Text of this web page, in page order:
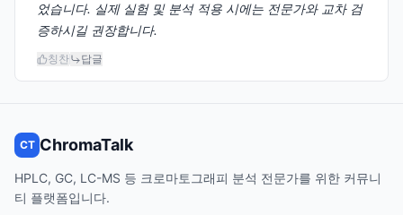
었습니다. 실제 실험 및 분석 적용 시에는 전문가와 교차 검
증하시길 권장합니다.
칭찬 답글
CT ChromaTalk
HPLC, GC, LC-MS 등 크로마토그래피 분석 전문가를 위한 커뮤니
티 플랫폼입니다.